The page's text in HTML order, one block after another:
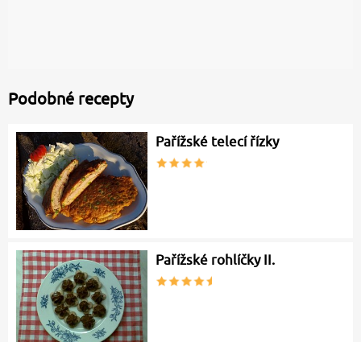
Podobné recepty
Pařížské telecí řízky
Pařížské rohlíčky II.